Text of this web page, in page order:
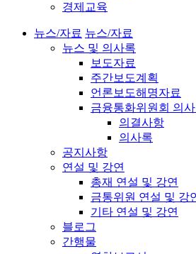
경제교육
뉴스/자료 뉴스/자료
뉴스 및 의사록
보도자료
주간보도계획
언론보도해명자료
금융통화위원회 의
의결사항
의사록
공지사항
연설 및 강연
총재 연설 및 강연
금통위원 연설 및 강
기타 연설 및 강연
블로그
간행물